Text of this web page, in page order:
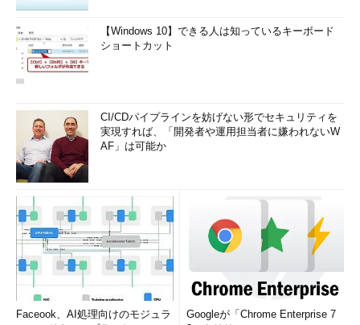
【Windows 10】できる人は知っているキーボード
ショートカット
CI/CDパイプラインを妨げない形でセキュリティを
実現すれば、「開発者や運用担当者に嫌われないW
AF」は可能か
Faceook、AI処理向けのモジュラ
Googleが「Chrome Enterprise 7